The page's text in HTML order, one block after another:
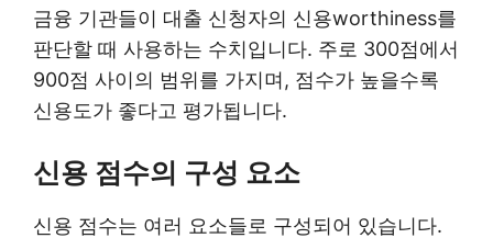
금융 기관들이 대출 신청자의 신용worthiness를
판단할 때 사용하는 수치입니다. 주로 300점에서
900점 사이의 범위를 가지며, 점수가 높을수록
신용도가 좋다고 평가됩니다.
신용 점수의 구성 요소
신용 점수는 여러 요소들로 구성되어 있습니다.